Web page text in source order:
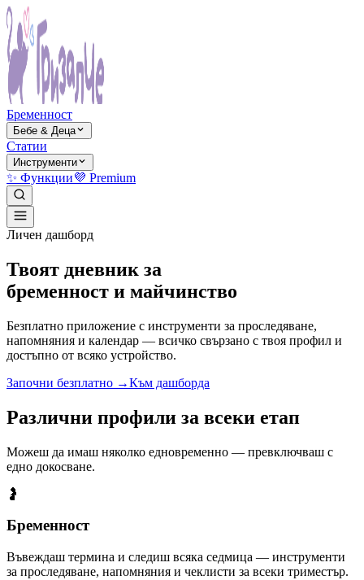
Бременност
Бебе & Деца
Статии
Инструменти
✨ Функции💜 Premium
Личен дашборд
Твоят дневник за
бременност и майчинство
Безплатно приложение с инструменти за проследяване,
напомняния и календар — всичко свързано с твоя профил и
достъпно от всяко устройство.
Започни безплатно →Към дашборда
Различни профили за всеки етап
Можеш да имаш няколко едновременно — превключваш с
едно докосване.
🤰
Бременност
Въвеждаш термина и следиш всяка седмица — инструменти
за проследяване, напомняния и чеклисти за всеки триместър.